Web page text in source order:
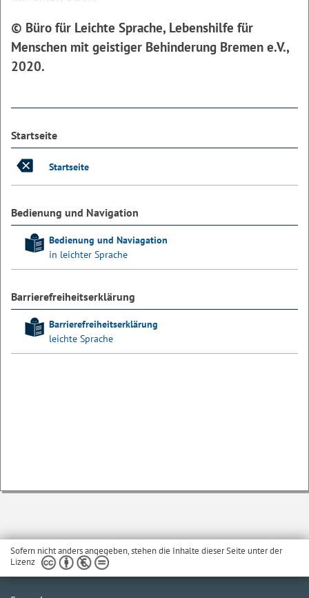
© Büro für Leichte Sprache, Lebenshilfe für
Menschen mit geistiger Behinderung Bremen e.V.,
2020.
Startseite
Startseite
Bedienung und Navigation
Bedienung und Naviagation
in leichter Sprache
Barrierefreiheitserklärung
Barrierefreiheitserklärung
leichte Sprache
Sofern nicht anders angegeben, stehen die Inhalte dieser Seite unter der
Lizenz